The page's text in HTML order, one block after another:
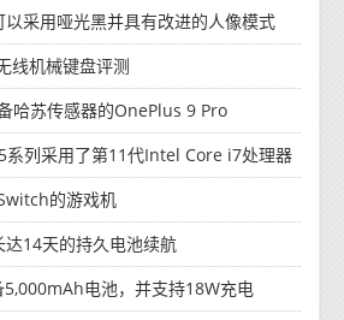
采用哑光黑并具有改进的人像模式
线机械键盘评测
哈苏传感器的OnePlus 9 Pro
系列采用了第11代Intel Core i7处理器
的游戏机
14天的持久电池续航
5,000mAh电池，并支持18W充电